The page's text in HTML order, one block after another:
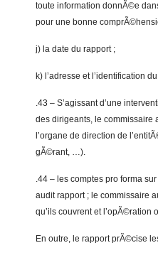
toute information donnÃ©e
pour une bonne
j) la date du rapport ;
k) l’adresse et l’identification
.43 – S’agissant d’une
des dirigeants, le commissaire
l’organe de direction de
gÃ©rant, …).
.44 – les comptes pro forma
audit rapport ; le commissaire
qu’ils couvrent et
En outre, le rapport prÃ©cise